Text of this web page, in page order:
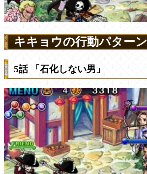
キキョウの行動パターン
5話 「石化しない男」